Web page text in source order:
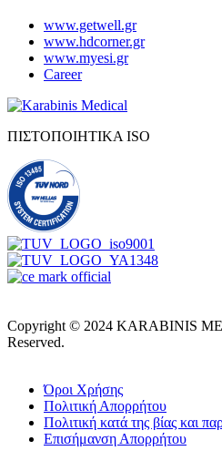
www.getwell.gr
www.hdcorner.gr
www.myesi.gr
Career
ΠΙΣΤΟΠΟΙΗΤΙΚΑ ISO
Copyright © 2024 KARABINIS
Reserved.
Όροι Χρήσης
Πολιτική Απορρήτου
Πολιτική κατά της βίας και
Επισήμανση Απορρήτου